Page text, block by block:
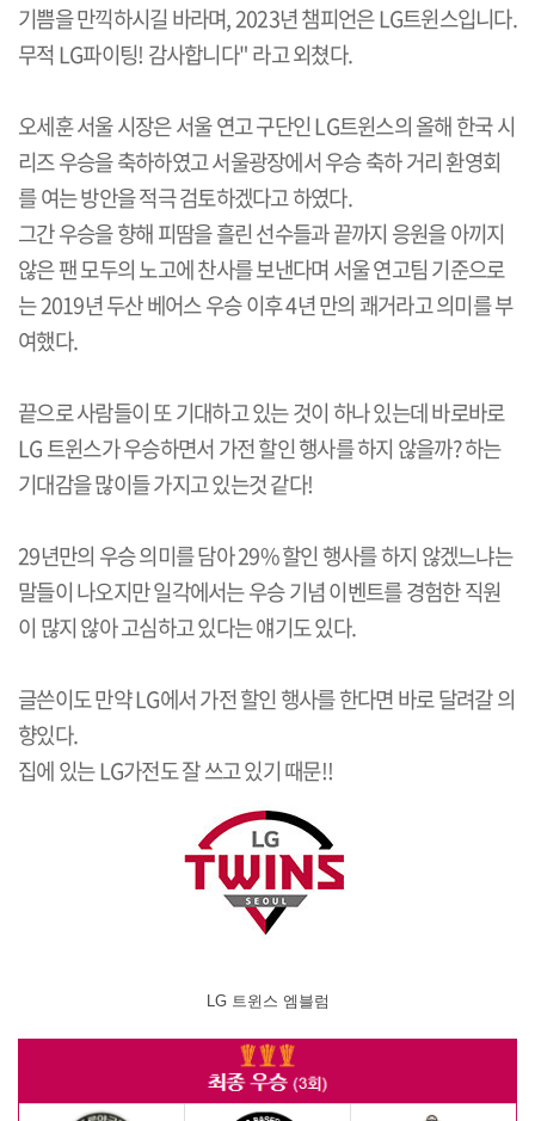
기쁨을 만끽하시길 바라며, 2023년 챔피언은 LG트윈스입니다.
무적 LG파이팅! 감사합니다" 라고 외쳤다.
오세훈 서울 시장은 서울 연고 구단인 LG트윈스의 올해 한국 시
리즈 우승을 축하하였고 서울광장에서 우승 축하 거리 환영회
를 여는 방안을 적극 검토하겠다고 하였다.
그간 우승을 향해 피땀을 흘린 선수들과 끝까지 응원을 아끼지
않은 팬 모두의 노고에 찬사를 보낸다며 서울 연고팀 기준으로
는 2019년 두산 베어스 우승 이후 4년 만의 쾌거라고 의미를 부
여했다.
끝으로 사람들이 또 기대하고 있는 것이 하나 있는데 바로바로
LG 트윈스가 우승하면서 가전 할인 행사를 하지 않을까? 하는
기대감을 많이들 가지고 있는것 같다!
29년만의 우승 의미를 담아 29% 할인 행사를 하지 않겠느냐는
말들이 나오지만 일각에서는 우승 기념 이벤트를 경험한 직원
이 많지 않아 고심하고 있다는 얘기도 있다.
글쓴이도 만약 LG에서 가전 할인 행사를 한다면 바로 달려갈 의
향있다.
집에 있는 LG가전도 잘 쓰고 있기 때문!!
LG 트윈스 엠블럼